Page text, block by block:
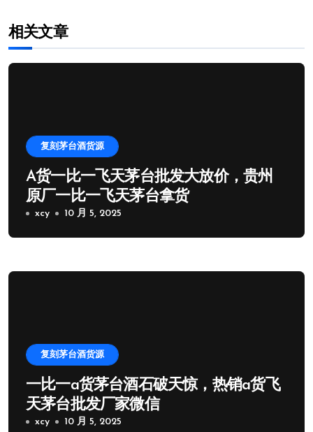
相关文章
复刻茅台酒货源
A货一比一飞天茅台批发大放价，贵州
原厂一比一飞天茅台拿货
xcy 10 月 5, 2025
复刻茅台酒货源
一比一a货茅台酒石破天惊，热销a货飞
天茅台批发厂家微信
xcy 10 月 5, 2025